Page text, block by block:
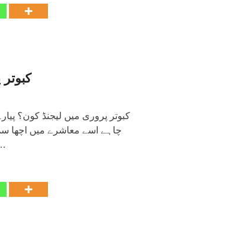
کبوتر پروری میں لیجنڈ کون؟
چاہے اسے معاشرے میں اچھا
اور لگن سے